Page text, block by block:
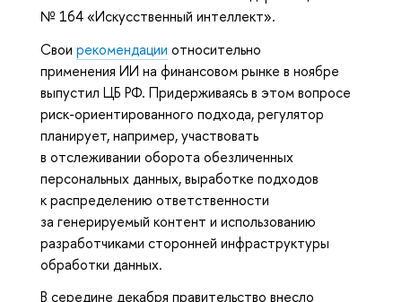
№ 164 «Искусственный интеллект».
Свои рекомендации относительно
применения ИИ на финансовом рынке в ноябре
выпустил ЦБ РФ. Придерживаясь в этом вопросе
риск-ориентированного подхода, регулятор
планирует, например, участвовать
в отслеживании оборота обезличенных
персональных данных, выработке подходов
к распределению ответственности
за генерируемый контент и использованию
разработчиками сторонней инфраструктуры
обработки данных.
В середине декабря правительство внесло